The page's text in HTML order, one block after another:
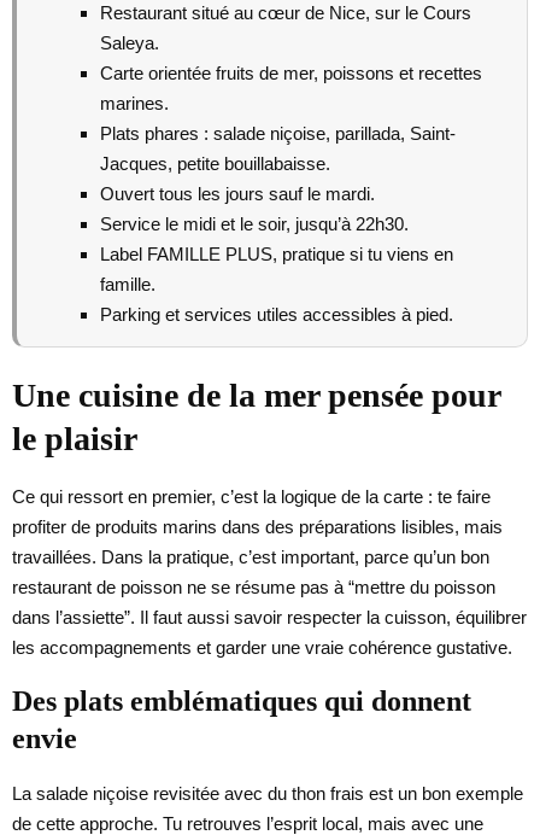
Restaurant situé au cœur de Nice, sur le Cours
Saleya.
Carte orientée fruits de mer, poissons et recettes
marines.
Plats phares : salade niçoise, parillada, Saint-
Jacques, petite bouillabaisse.
Ouvert tous les jours sauf le mardi.
Service le midi et le soir, jusqu’à 22h30.
Label FAMILLE PLUS, pratique si tu viens en
famille.
Parking et services utiles accessibles à pied.
Une cuisine de la mer pensée pour
le plaisir
Ce qui ressort en premier, c’est la logique de la carte : te faire
profiter de produits marins dans des préparations lisibles, mais
travaillées. Dans la pratique, c’est important, parce qu’un bon
restaurant de poisson ne se résume pas à “mettre du poisson
dans l’assiette”. Il faut aussi savoir respecter la cuisson, équilibrer
les accompagnements et garder une vraie cohérence gustative.
Des plats emblématiques qui donnent
envie
La salade niçoise revisitée avec du thon frais est un bon exemple
de cette approche. Tu retrouves l’esprit local, mais avec une